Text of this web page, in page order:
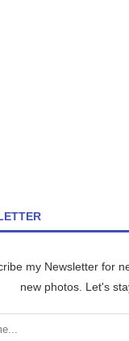
my Newsletter for
new photos. Let's